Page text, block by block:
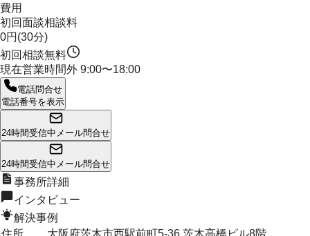
費用
初回面談相談料
0円(30分)
初回相談無料
現在営業時間外 9:00〜18:00
電話問合せ
電話番号を表示
24時間受信中 メール問合せ
24時間受信中 メール問合せ
事務所詳細
インタビュー
解決事例
住所
大阪府茨木市西駅前町5-36 茨木高橋ビル8階